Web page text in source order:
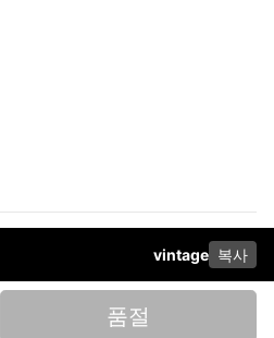
vintage 복사
품절
정보 처리방침사업자 정보다운로드
램